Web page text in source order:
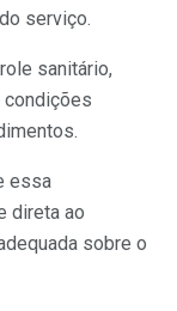
serviço.
sanitário,
condições
essa
direta ao
sobre o